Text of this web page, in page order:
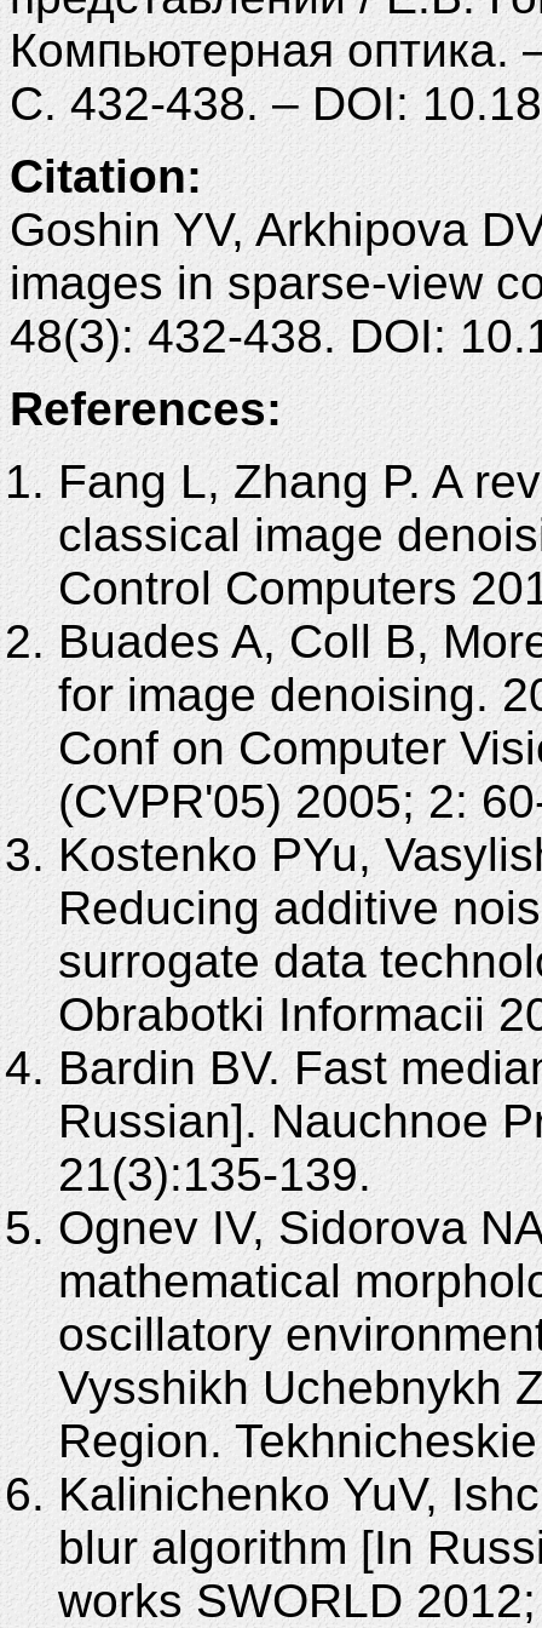
Компьютерная
С. 432-438. – DOI:
Citation:
Goshin YV, Arkhipova
images in sparse-view
48(3): 432-438. DOI:
References:
Fang L, Zhang P. A
classical image
Control Computers
Buades A, Coll B,
for image denoising.
Conf on Computer
(CVPR'05) 2005; 2:
Kostenko PYu,
Reducing additive
surrogate data
Obrabotki Informacii
Bardin BV. Fast
Russian]. Nauchnoe
21(3):135-139.
Ognev IV, Sidorova
mathematical
oscillatory
Vysshikh Uchebnykh
Region.
Kalinichenko YuV,
blur algorithm [In
works SWORLD